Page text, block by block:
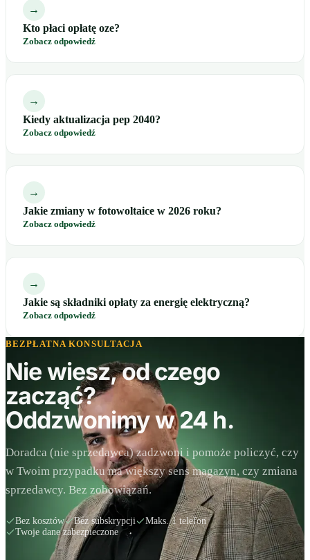
→
Kto płaci opłatę oze?
Zobacz odpowiedź
→
Kiedy aktualizacja pep 2040?
Zobacz odpowiedź
→
Jakie zmiany w fotowoltaice w 2026 roku?
Zobacz odpowiedź
→
Jakie są składniki opłaty za energię elektryczną?
Zobacz odpowiedź
BEZPŁATNA KONSULTACJA
Nie wiesz, od czego
zacząć?
Oddzwonimy w 24 h.
Doradca (nie sprzedawca) zadzwoni i pomoże policzyć, czy
w Twoim przypadku ma większy sens magazyn, czy zmiana
sprzedawcy. Bez zobowiązań.
Bez kosztów Bez subskrypcji
Maks. 1 telefon
Twoje dane zabezpieczone